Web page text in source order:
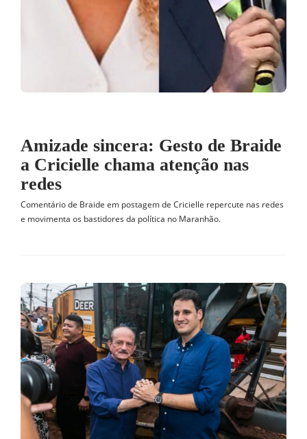
Amizade sincera: Gesto de Braide
a Cricielle chama atenção nas
redes
Comentário de Braide em postagem de Cricielle repercute nas redes
e movimenta os bastidores da política no Maranhão.